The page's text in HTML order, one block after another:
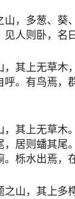
山，多葱、葵
人则卧，名
其上无草木
呼。有鸟焉
其上无草木
居则蟠其尾
栎水出焉，
之山，其上多